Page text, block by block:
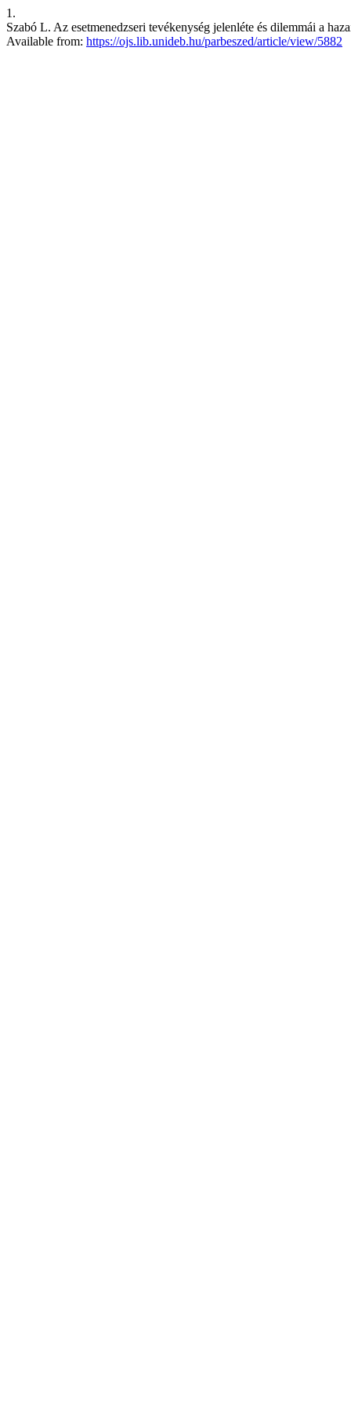
1.
Szabó L. Az esetmenedzseri tevékenység jelenléte és dilemmái a
Available from: https://ojs.lib.unideb.hu/parbeszed/article/view/5882